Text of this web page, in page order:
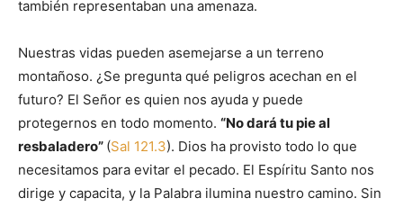
también representaban una amenaza.
Nuestras vidas pueden asemejarse a un terreno
montañoso. ¿Se pregunta qué peligros acechan en el
futuro? El Señor es quien nos ayuda y puede
protegernos en todo momento. “No dará tu pie al
resbaladero” (Sal 121.3). Dios ha provisto todo lo que
necesitamos para evitar el pecado. El Espíritu Santo nos
dirige y capacita, y la Palabra ilumina nuestro camino. Sin